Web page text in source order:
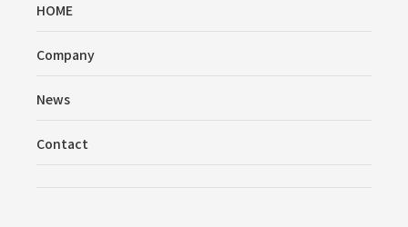
HOME
Company
News
Contact